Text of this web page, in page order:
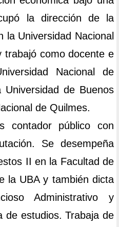
la dirección de la
Universidad Nacional
trabajó como docente e
Nacional de
de Buenos
de Quilmes.
contador público con
Se desempeña
II en la Facultad de
la UBA y también dicta
Administrativo y
de estudios. Trabaja de